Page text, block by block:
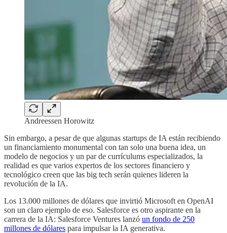
Andreessen Horowitz
Sin embargo, a pesar de que algunas startups de IA están recibiendo
un financiamiento monumental con tan solo una buena idea, un
modelo de negocios y un par de currículums especializados, la
realidad es que varios expertos de los sectores financiero y
tecnológico creen que las big tech serán quienes lideren la
revolución de la IA.
Los 13.000 millones de dólares que invirtió Microsoft en OpenAI
son un claro ejemplo de eso. Salesforce es otro aspirante en la
carrera de la IA: Salesforce Ventures lanzó un fondo de 250
millones de dólares para impulsar la IA generativa.